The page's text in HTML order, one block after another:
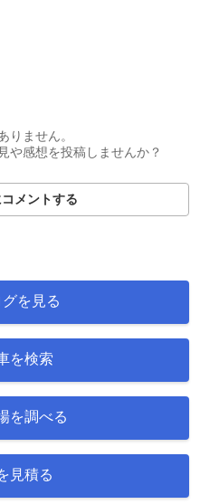
りません。
や感想を投稿しませんか？
メントする
を見る
を検索
を調べる
見積る